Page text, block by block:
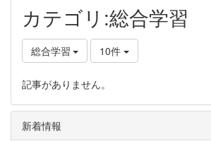
カテゴリ:総合学習
総合学習 10件
記事がありません。
新着情報